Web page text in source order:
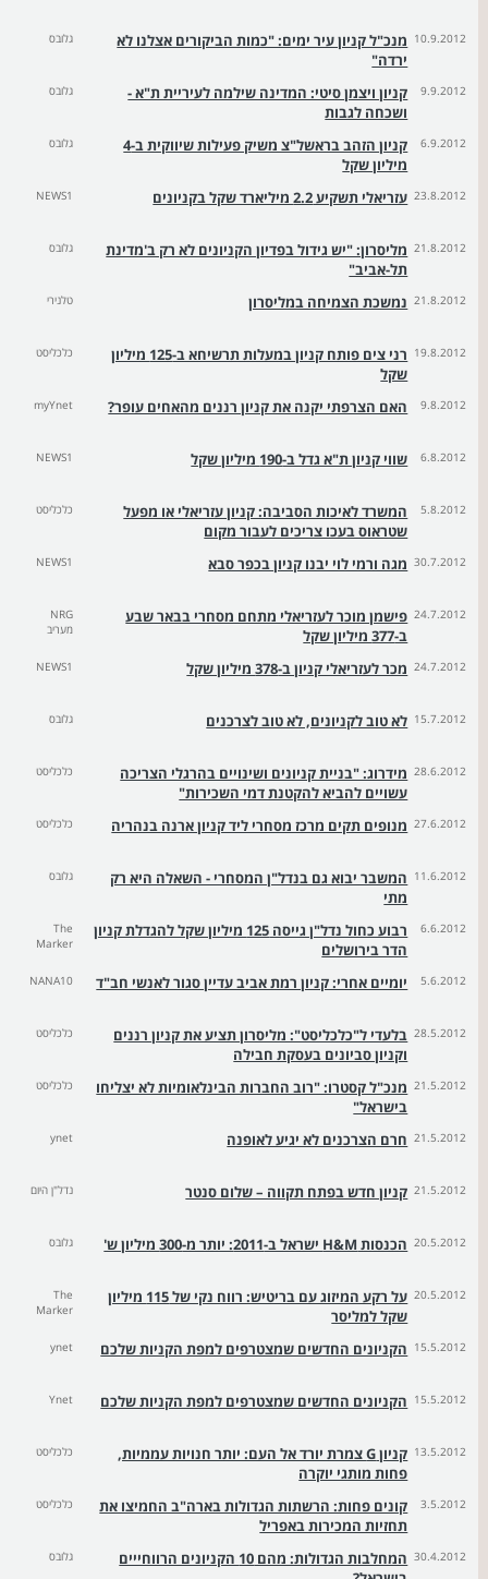
10.9.2012 מנכ"ל קניון עיר ימים: "כמות הביקורים אצלנו לא
ירדה"
גלובס
9.9.2012
קניון ויצמן סיטי: המדינה שילמה לעיריית ת"א -
ושכחה לגבות
גלובס
6.9.2012
קניון הזהב בראשל"צ משיק פעילות שיווקית ב-4
מיליון שקל
גלובס
23.8.2012 עזריאלי תשקיע 2.2 מיליארד שקל בקניונים NEWS1
21.8.2012 מליסרון: "יש גידול בפדיון הקניונים לא רק ב'מדינת
תל-אביב"
גלובס
21.8.2012 נמשכת הצמיחה במליסרון טלנירי
19.8.2012
רני צים פותח קניון במעלות תרשיחא ב-125 מיליון
שקל
כלכליסט
9.8.2012 האם הצרפתי יקנה את קניון רננים מהאחים עופר? myYnet
6.8.2012 שווי קניון ת"א גדל ב-190 מיליון שקל NEWS1
5.8.2012
המשרד לאיכות הסביבה: קניון עזריאלי או מפעל
שטראוס בעכו צריכים לעבור מקום
כלכליסט
30.7.2012 מגה ורמי לוי יבנו קניון בכפר סבא NEWS1
24.7.2012 פישמן מוכר לעזריאלי מתחם מסחרי בבאר שבע
ב-377 מיליון שקל
NRG
מעריב
24.7.2012 מכר לעזריאלי קניון ב-378 מיליון שקל NEWS1
15.7.2012 לא טוב לקניונים, לא טוב לצרכנים גלובס
28.6.2012 מידרוג: "בניית קניונים ושינויים בהרגלי הצריכה
עשויים להביא להקטנת דמי השכירות"
כלכליסט
27.6.2012 מנופים תקים מרכז מסחרי ליד קניון ארנה בנהריה כלכליסט
11.6.2012 המשבר יבוא גם בנדל"ן המסחרי - השאלה היא רק
מתי
גלובס
6.6.2012
רבוע כחול נדל"ן גייסה 125 מיליון שקל להגדלת קניון
הדר בירושלים
The
Marker
5.6.2012 יומיים אחרי: קניון רמת אביב עדיין סגור לאנשי חב"ד NANA10
28.5.2012 בלעדי ל"כלכליסט": מליסרון תציע את קניון רננים
וקניון סביונים בעסקת חבילה
כלכליסט
21.5.2012 מנכ"ל קסטרו: "רוב החברות הבינלאומיות לא יצליחו
בישראל"
כלכליסט
21.5.2012 חרם הצרכנים לא יגיע לאופנה ynet
21.5.2012 קניון חדש בפתח תקווה – שלום סנטר נדל"ן היום
20.5.2012 הכנסות H&M ישראל ב-2011: יותר מ-300 מיליון ש' גלובס
20.5.2012
על רקע המיזוג עם בריטיש: רווח נקי של 115 מיליון
שקל למליסר
The
Marker
15.5.2012 הקניונים החדשים שמצטרפים למפת הקניות שלכם ynet
15.5.2012 הקניונים החדשים שמצטרפים למפת הקניות שלכם Ynet
13.5.2012
קניון G צמרת יורד אל העם: יותר חנויות עממיות,
פחות מותגי יוקרה
כלכליסט
3.5.2012
קונים פחות: הרשתות הגדולות בארה"ב החמיצו את
תחזיות המכירות באפריל
כלכליסט
30.4.2012
המחלבות הגדולות: מהם 10 הקניונים הרווחייים
גלובס